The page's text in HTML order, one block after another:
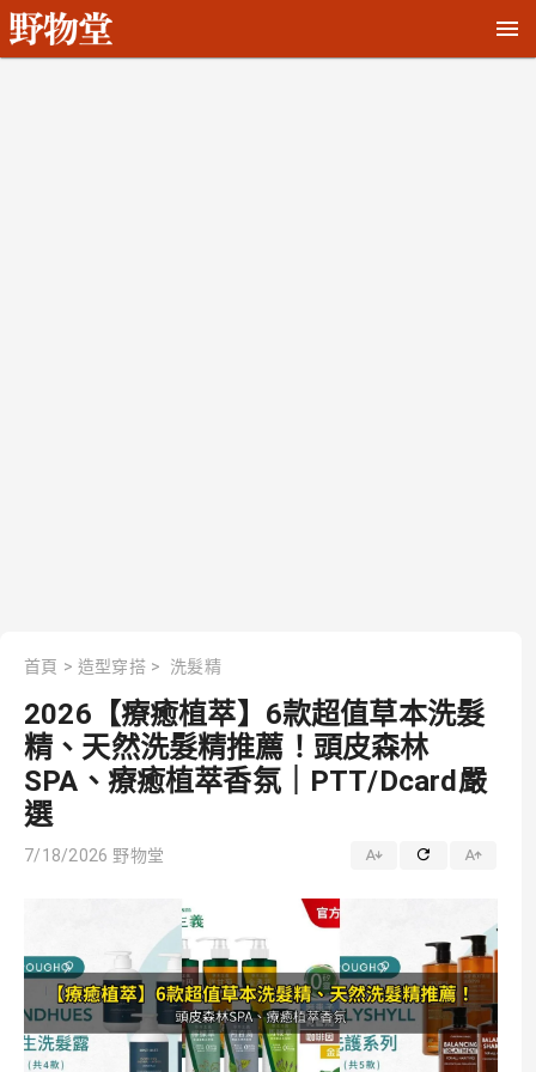
首頁 > 造型穿搭 > 洗髮精
2026【療癒植萃】6款超值草本洗髮
精、天然洗髮精推薦！頭皮森林
SPA、療癒植萃香氛｜PTT/Dcard嚴
選
7/18/2026 野物堂